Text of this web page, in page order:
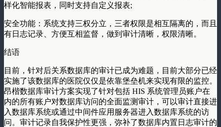
样化智能报表，同时支持自定义报表;
安全功能：系统支持三权分立，三者权限是相互隔离的，而且
有日志记录、方便互相监督，做到审计清晰，权限清晰。
结语
目前，针对后关系数据库的审计已成为难题，目前大部分已经
实施了该数据库的医院仅仅是依靠堡垒机来实现有限的监控。
昂楷数据库审计方案实现了针对包括 HIS 系统管理员账户在
内的所有账户对数据库访问的全面监测审计，可以审计直接进
入数据库系统或通过中间件应用服务器进入数据库系统的访
问。审计记录自我保护性更强，弥补了数据库内置日志审计的